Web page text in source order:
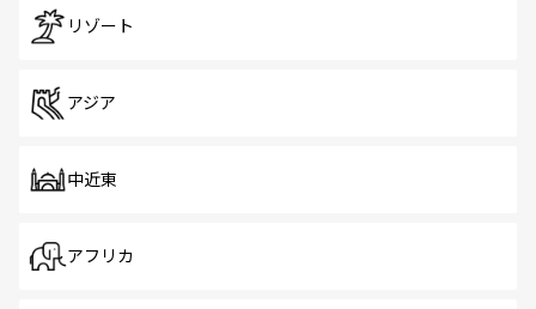
リゾート
アジア
中近東
アフリカ